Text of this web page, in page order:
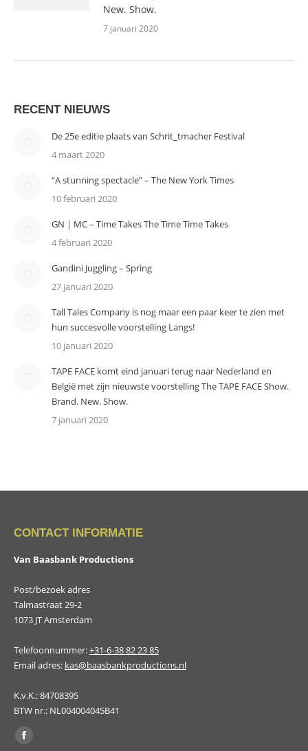
New. Show.
7 januari 2020
RECENT NIEUWS
De 25e editie plaats van Schrit_tmacher Festival
4 maart 2020
“A stunning spectacle” – The New York Times
10 februari 2020
GN | MC – Time Takes The Time Time Takes
4 februari 2020
Gandini Juggling – Spring
27 januari 2020
Tall Tales Company is nog maar een paar keer te zien met
hun succesvolle voorstelling Langs!
10 januari 2020
TAPE FACE komt eind januari terug naar Nederland en
België met zijn nieuwste voorstelling The TAPE FACE Show.
Brand. New. Show.
7 januari 2020
CONTACT INFORMATIE
Van Baasbank Productions
Post/bezoek adres
Talmastraat 29-2
1073 JT Amsterdam
Telefoonnummer:+31-6-38 82 23 85
Email adres: kas@baasbankproductions.nl
K.v.K.: 84708395
BTW nr.: NL004004045B41
Vind ons op:
Facebook